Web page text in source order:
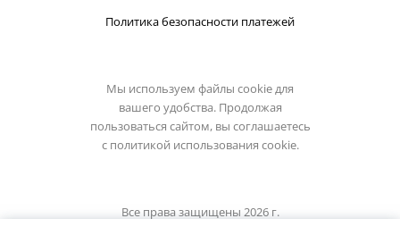
Политика безопасности платежей
Мы используем файлы cookie для
вашего удобства. Продолжая
пользоваться сайтом, вы соглашаетесь
с политикой использования cookie.
Все права защищены 2026 г.